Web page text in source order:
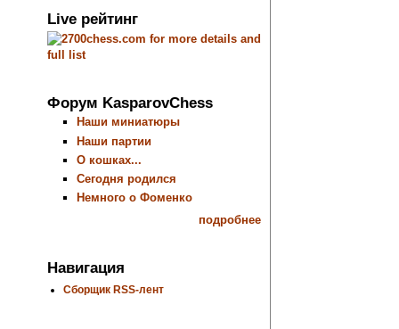
Live рейтинг
Форум KasparovChess
Наши миниатюры
Наши партии
О кошках...
Сегодня родился
Немного о Фоменко
подробнее
Навигация
Сборщик RSS-лент